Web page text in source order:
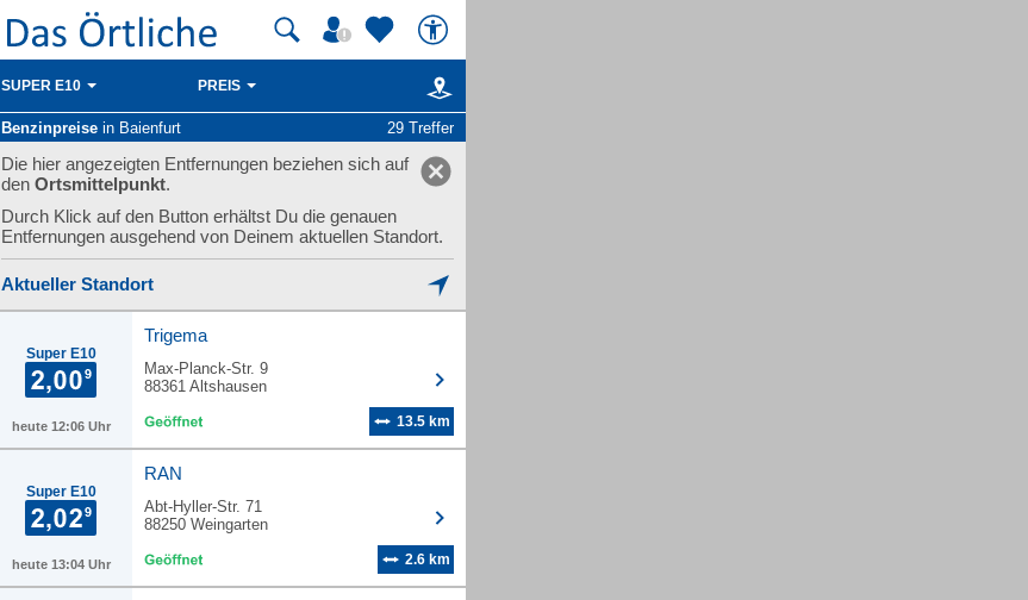
SUPER E10 PREIS
Benzinpreise in Baienfurt 29 Treffer
Die hier angezeigten Entfernungen beziehen sich auf
den Ortsmittelpunkt.
Durch Klick auf den Button erhältst Du die genauen
Entfernungen ausgehend von Deinem aktuellen Standort.
Aktueller Standort
Super E10
heute 12:06 Uhr
Trigema
Max-Planck-Str. 9
88361 Altshausen
13.5 km
Super E10
heute 13:04 Uhr
RAN
Abt-Hyller-Str. 71
88250 Weingarten
2.6 km